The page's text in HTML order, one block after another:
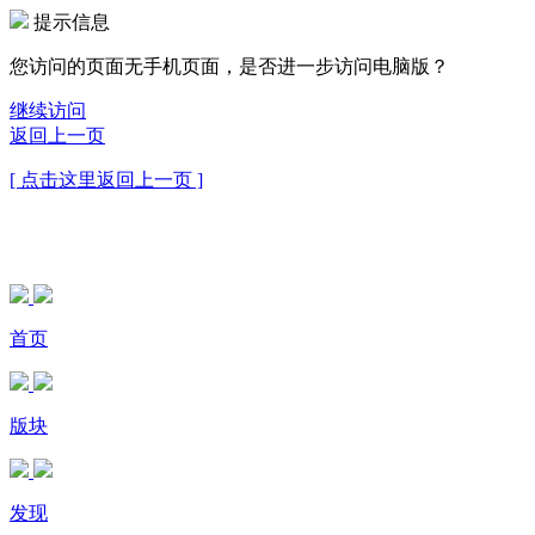
提示信息
您访问的页面无手机页面，是否进一步访问电脑版？
继续访问
返回上一页
[ 点击这里返回上一页 ]
首页
版块
发现